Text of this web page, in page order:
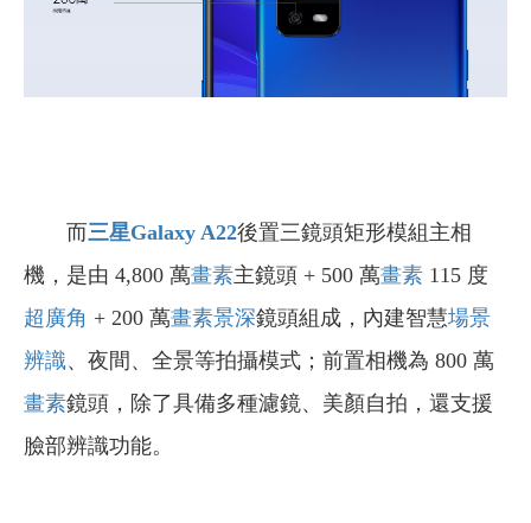
而三星Galaxy A22後置三鏡頭矩形模組主相
機，是由 4,800 萬畫素主鏡頭 + 500 萬畫素 115 度
超廣角 + 200 萬畫素景深鏡頭組成，內建智慧場景
辨識、夜間、全景等拍攝模式；前置相機為 800 萬
畫素鏡頭，除了具備多種濾鏡、美顏自拍，還支援
臉部辨識功能。